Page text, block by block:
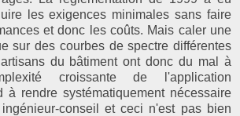
les exigences minimales sans faire
et donc les coûts. Mais caler une
sur des courbes de spectre différentes
du bâtiment ont donc du mal à
croissante de l'application
à rendre systématiquement nécessaire
ingénieur-conseil et ceci n'est pas bien